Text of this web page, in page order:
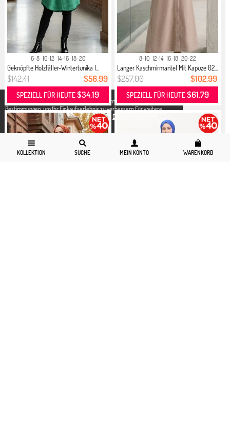
X
Wir verwenden Cookies in Übereinstimmung mit den gesetzlichen
Bestimmungen, um Ihr Einkaufserlebnis zu verbessern.Für weitere
Detallierte Informationen können Sie unsere Datenschutz und Cookies
Seite zugreifen.
KOLLEKTION SUCHE MEIN KONTO WARENKORB
6-8 10-12 14-16 18-20
Geknöpfte Holzfäller-Wintertunika I...
$142.41 $56.99
SPEZIELL FÜR HEUTE$34.19
8-10 12-14 16-18 20-22
Langer Kaschmirmantel Mit Kapuze 02...
$257.00 $102.99
SPEZIELL FÜR HEUTE$61.79